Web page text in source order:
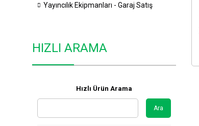
Yayıncılık Ekipmanları - Garaj Satış
HIZLI ARAMA
Hızlı Ürün Arama
Ara